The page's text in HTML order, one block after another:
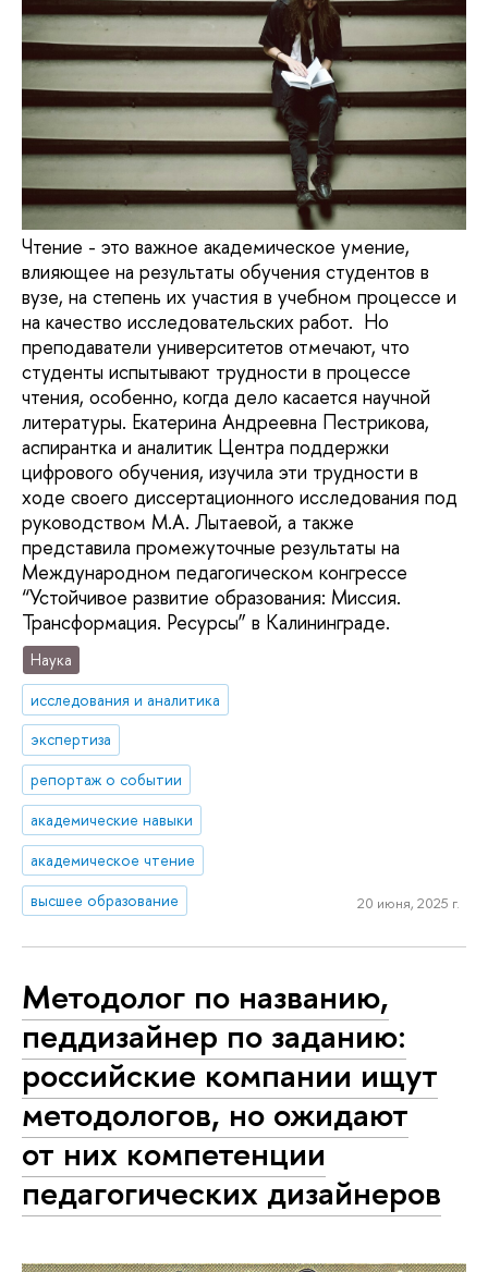
Чтение - это важное академическое умение,
влияющее на результаты обучения студентов в
вузе, на степень их участия в учебном процессе и
на качество исследовательских работ. Но
преподаватели университетов отмечают, что
студенты испытывают трудности в процессе
чтения, особенно, когда дело касается научной
литературы. Екатерина Андреевна Пестрикова,
аспирантка и аналитик Центра поддержки
цифрового обучения, изучила эти трудности в
ходе своего диссертационного исследования под
руководством М.А. Лытаевой, а также
представила промежуточные результаты на
Международном педагогическом конгрессе
“Устойчивое развитие образования: Миссия.
Трансформация. Ресурсы” в Калининграде.
Наука
исследования и аналитика
экспертиза
репортаж о событии
академические навыки
академическое чтение
высшее образование
20 июня, 2025 г.
Методолог по названию,
педдизайнер по заданию:
российские компании ищут
методологов, но ожидают
от них компетенции
педагогических дизайнеров